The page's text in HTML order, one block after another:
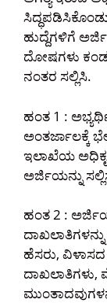
ಹುದ್ದೆಗಳಿಗೆ
ದೋಷಗಳು
ನಂತರ ಸಲ್ಲಿಸಿ.
ಹಂತ 1 :
ಅಂತರ್ಜಾಲಕ್ಕೆ
ಇಲಾಖೆಯ
ಅರ್ಜಿಯನ್ನು
ಹಂತ 2 :
ಹೆಸರು, ವಿಳಾಸದ
ದಾಖಲಾತಿಗಳು,